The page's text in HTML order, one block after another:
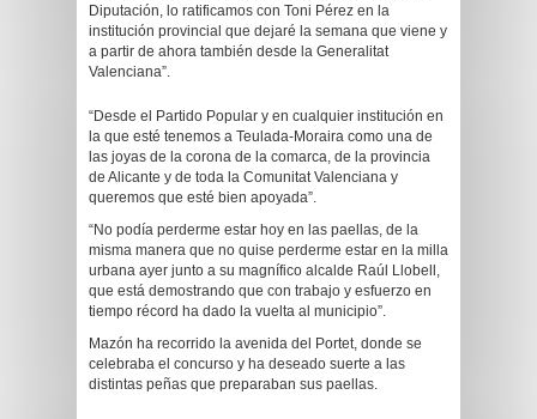
Diputación, lo ratificamos con Toni Pérez en la
institución provincial que dejaré la semana que viene y
a partir de ahora también desde la Generalitat
Valenciana”.
“Desde el Partido Popular y en cualquier institución en
la que esté tenemos a Teulada-Moraira como una de
las joyas de la corona de la comarca, de la provincia
de Alicante y de toda la Comunitat Valenciana y
queremos que esté bien apoyada”.
“No podía perderme estar hoy en las paellas, de la
misma manera que no quise perderme estar en la milla
urbana ayer junto a su magnífico alcalde Raúl Llobell,
que está demostrando que con trabajo y esfuerzo en
tiempo récord ha dado la vuelta al municipio”.
Mazón ha recorrido la avenida del Portet, donde se
celebraba el concurso y ha deseado suerte a las
distintas peñas que preparaban sus paellas.